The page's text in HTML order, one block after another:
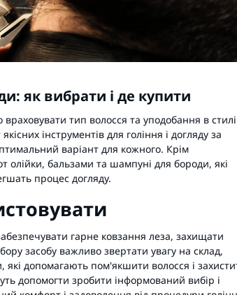
як вибрати і де купити
тип волосся та уподобання в
інструментів для гоління і догляду за
варіант для кожного. Крім
олійки, бальзами та шампуні для бороди, які
процес догляду.
гарне ковзання леза, захищати
засобу важливо звертати увагу на склад,
допомагають пом'якшити волосся і
допомогти зробити інформований вибір і